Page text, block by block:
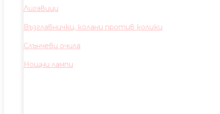
Лигавици
Възглавнички, колани против колики
Слънчеви очила
Нощни лампи